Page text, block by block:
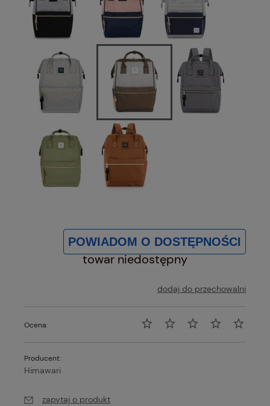
POWIADOM O DOSTĘPNOŚCI
towar niedostępny
dodaj do przechowalni
Ocena:
Producent:
Himawari
zapytaj o produkt